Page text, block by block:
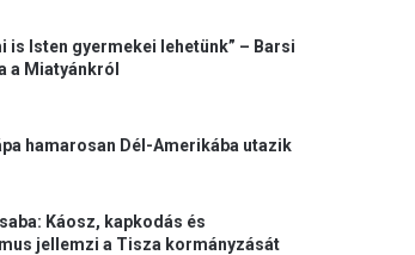
is Isten gyermekei lehetünk” – Barsi
a Miatyánkról
hamarosan Dél-Amerikába utazik
Káosz, kapkodás és
jellemzi a Tisza kormányzását